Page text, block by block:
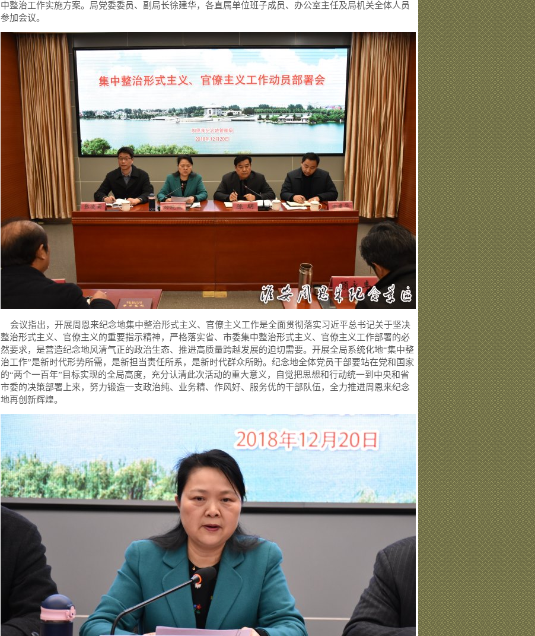
中整治工作实施方案。局党委委员、副局长徐建华，各直属单位班子成员、办公室主任及局机关全体人员
参加会议。
会议指出，开展周恩来纪念地集中整治形式主义、官僚主义工作是全面贯彻落实习近平总书记关于坚决
整治形式主义、官僚主义的重要指示精神，严格落实省、市委集中整治形式主义、官僚主义工作部署的必
然要求，是营造纪念地风清气正的政治生态、推进高质量跨越发展的迫切需要。开展全局系统化地“集中整
治工作”是新时代形势所需，是新担当责任所系，是新时代群众所盼。纪念地全体党员干部要站在党和国家
的“两个一百年”目标实现的全局高度，充分认清此次活动的重大意义，自觉把思想和行动统一到中央和省
市委的决策部署上来，努力锻造一支政治纯、业务精、作风好、服务优的干部队伍，全力推进周恩来纪念
地再创新辉煌。